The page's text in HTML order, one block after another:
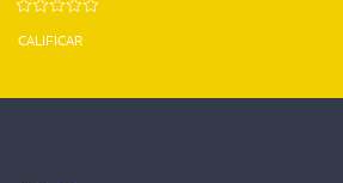
CALIFICAR